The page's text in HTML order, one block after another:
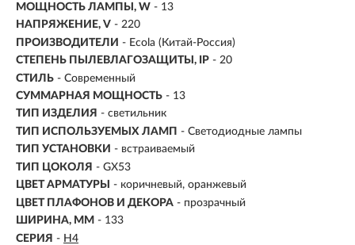
МОЩНОСТЬ ЛАМПЫ, W - 13
НАПРЯЖЕНИЕ, V - 220
ПРОИЗВОДИТЕЛИ - Ecola (Китай-Россия)
СТЕПЕНЬ ПЫЛЕВЛАГОЗАЩИТЫ, IP - 20
СТИЛЬ - Современный
СУММАРНАЯ МОЩНОСТЬ - 13
ТИП ИЗДЕЛИЯ - светильник
ТИП ИСПОЛЬЗУЕМЫХ ЛАМП - Светодиодные лампы
ТИП УСТАНОВКИ - встраиваемый
ТИП ЦОКОЛЯ - GX53
ЦВЕТ АРМАТУРЫ
- коричневый, оранжевый
ЦВЕТ ПЛАФОНОВ И ДЕКОРА - прозрачный
ШИРИНА, ММ - 133
СЕРИЯ - H4